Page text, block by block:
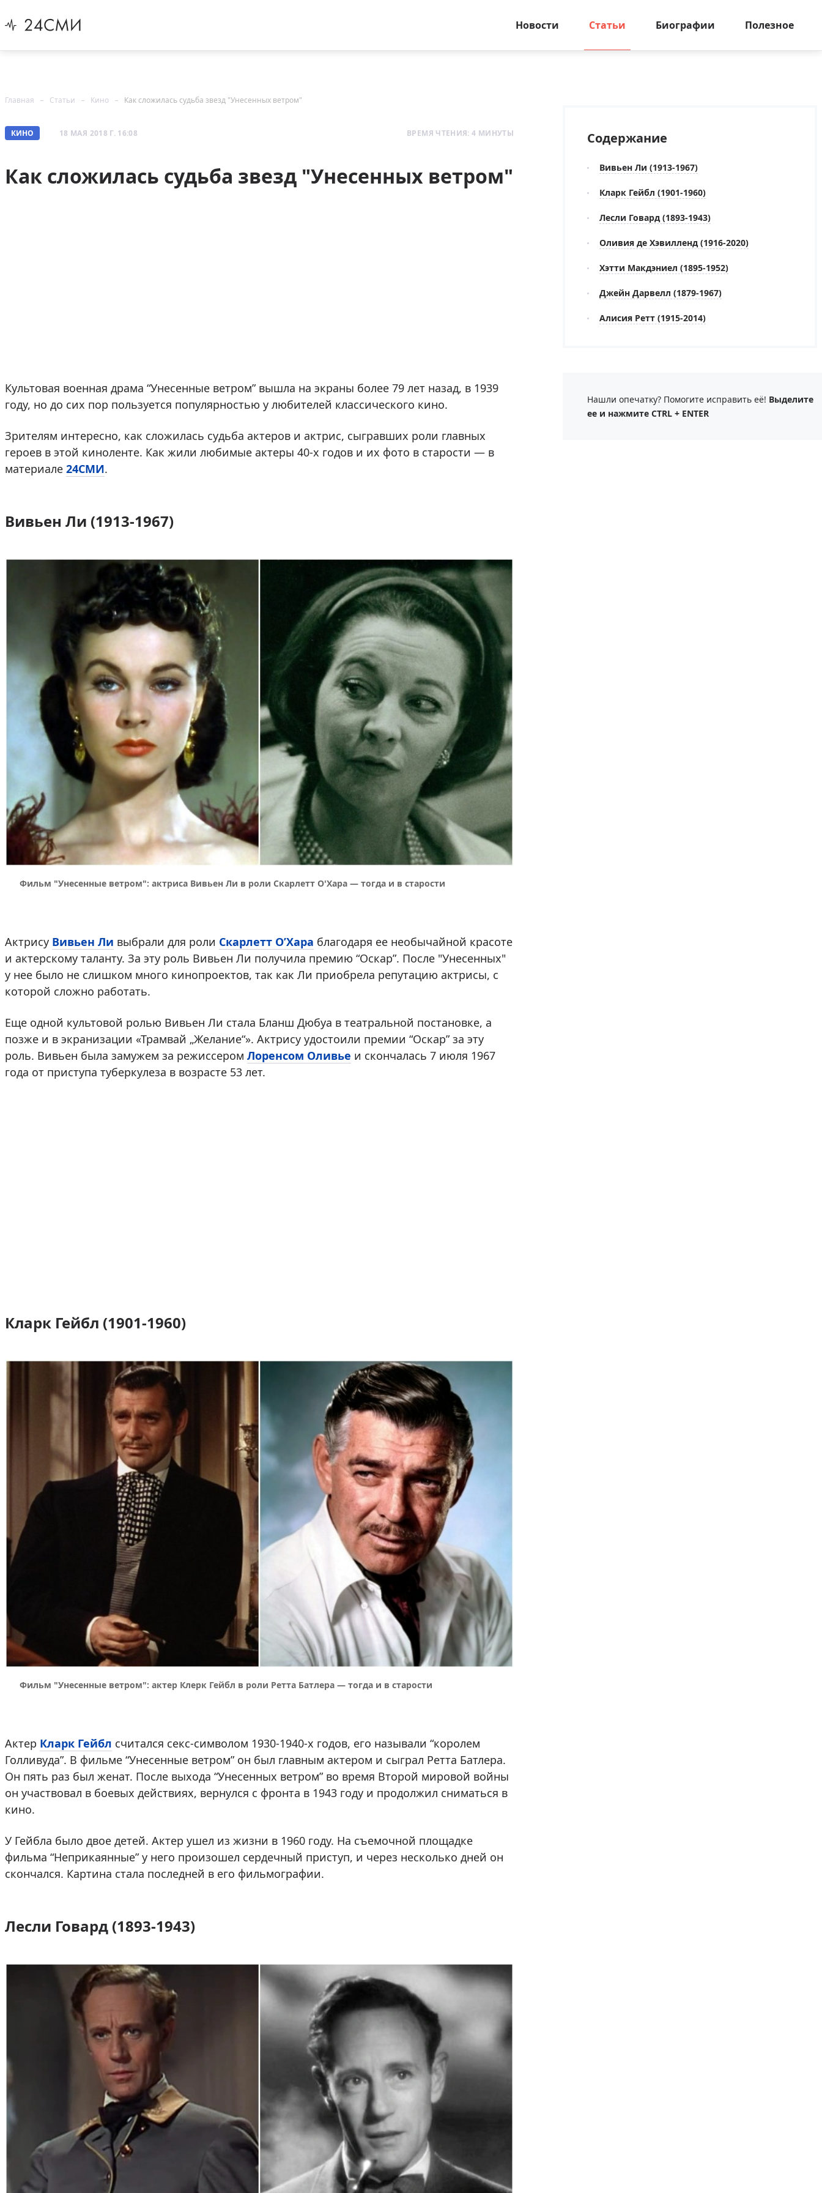
Новости Статьи Биографии Полезное
Главная Статьи Кино Как сложилась судьба звезд "Унесенных ветром"
КИНО 18 МАЯ 2018 Г. 16:08 ВРЕМЯ ЧТЕНИЯ: 4 МИНУТЫ
Как сложилась судьба звезд "Унесенных ветром"
Культовая военная драма “Унесенные ветром” вышла на экраны более 79 лет назад, в 1939
году, но до сих пор пользуется популярностью у любителей классического кино.
Зрителям интересно, как сложилась судьба актеров и актрис, сыгравших роли главных
героев в этой киноленте. Как жили любимые актеры 40-х годов и их фото в старости — в
материале 24СМИ.
Вивьен Ли (1913-1967)
Фильм "Унесенные ветром": актриса Вивьен Ли в роли Скарлетт О'Хара — тогда и в старости
Актрису Вивьен Ли выбрали для роли Скарлетт О’Хара благодаря ее необычайной красоте
и актерскому таланту. За эту роль Вивьен Ли получила премию “Оскар”. После "Унесенных"
у нее было не слишком много кинопроектов, так как Ли приобрела репутацию актрисы, с
которой сложно работать.
Еще одной культовой ролью Вивьен Ли стала Бланш Дюбуа в театральной постановке, а
позже и в экранизации «Трамвай „Желание“». Актрису удостоили премии “Оскар” за эту
роль. Вивьен была замужем за режиссером Лоренсом Оливье и скончалась 7 июля 1967
года от приступа туберкулеза в возрасте 53 лет.
Кларк Гейбл (1901-1960)
Фильм "Унесенные ветром": актер Клерк Гейбл в роли Ретта Батлера — тогда и в старости
Актер Кларк Гейбл считался секс-символом 1930-1940-х годов, его называли “королем
Голливуда”. В фильме “Унесенные ветром” он был главным актером и сыграл Ретта Батлера.
Он пять раз был женат. После выхода “Унесенных ветром” во время Второй мировой войны
он участвовал в боевых действиях, вернулся с фронта в 1943 году и продолжил сниматься в
кино.
У Гейбла было двое детей. Актер ушел из жизни в 1960 году. На съемочной площадке
фильма “Неприкаянные” у него произошел сердечный приступ, и через несколько дней он
скончался. Картина стала последней в его фильмографии.
Лесли Говард (1893-1943)
Содержание
Вивьен Ли (1913-1967)
Кларк Гейбл (1901-1960)
Лесли Говард (1893-1943)
Оливия де Хэвилленд (1916-2020)
Хэтти Макдэниел (1895-1952)
Джейн Дарвелл (1879-1967)
Алисия Ретт (1915-2014)
Нашли опечатку? Помогите исправить её! Выделите
ее и нажмите CTRL + ENTER